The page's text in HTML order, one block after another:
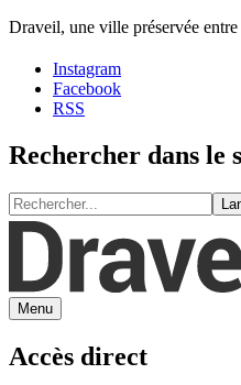
Draveil, une ville préservée
Instagram
Facebook
RSS
Rechercher dans le
Menu
Accès direct